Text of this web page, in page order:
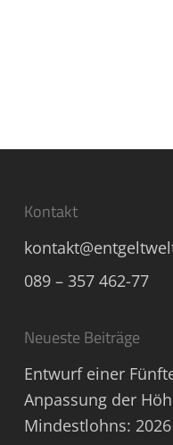
Kontakt
089 – 357 462-77
Neueste Beiträge
Entwurf einer
Anpassung der
Mindestlohns: